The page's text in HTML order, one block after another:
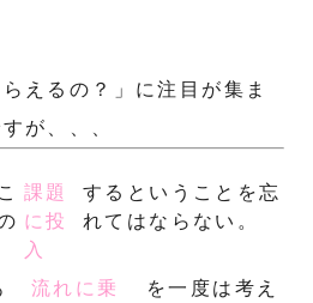
らえるの？」に注目が集ま
が、、、
課題
に投
入
するということを忘
れてはならない。
流れに乗
を一度は考え